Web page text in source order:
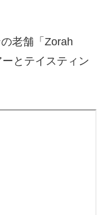
老舗「Zorah
とテイスティン